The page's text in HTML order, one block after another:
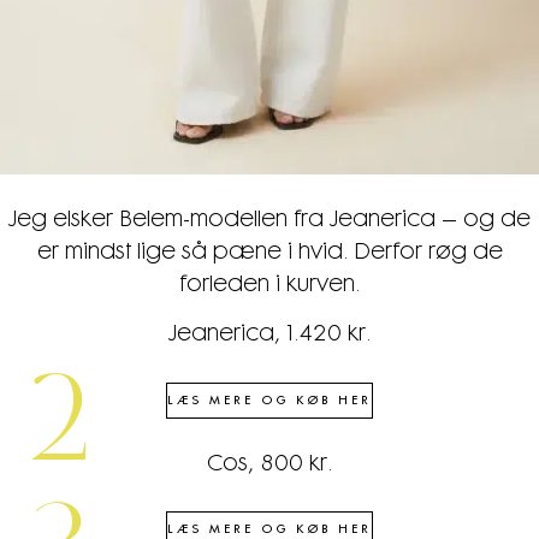
Jeg elsker Belem-modellen fra Jeanerica – og de
er mindst lige så pæne i hvid. Derfor røg de
forleden i kurven.
Jeanerica, 1.420 kr.
LÆS MERE OG KØB HER
2 Cos, 800 kr.
LÆS MERE OG KØB HER